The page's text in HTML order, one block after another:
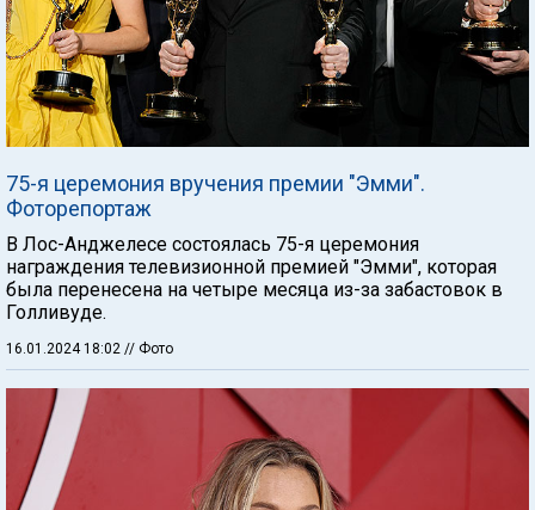
75-я церемония вручения премии "Эмми".
Фоторепортаж
В Лос-Анджелесе состоялась 75-я церемония
награждения телевизионной премией "Эмми", которая
была перенесена на четыре месяца из-за забастовок в
Голливуде.
16.01.2024 18:02 // Фото